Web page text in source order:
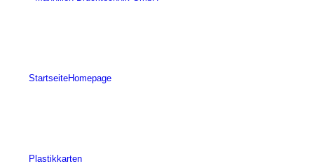
StartseiteHomepage
Plastikkarten